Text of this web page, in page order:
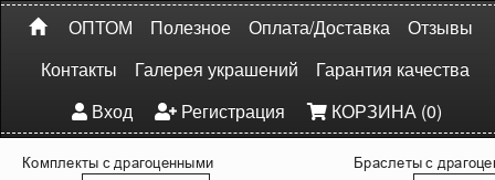
ОПТОМ Полезное Оплата/Доставка
Отзывы
Контакты
Галерея украшений
Гарантия качества
Вход
Регистрация КОРЗИНА (0)
Комплекты с драгоценными
Браслеты с